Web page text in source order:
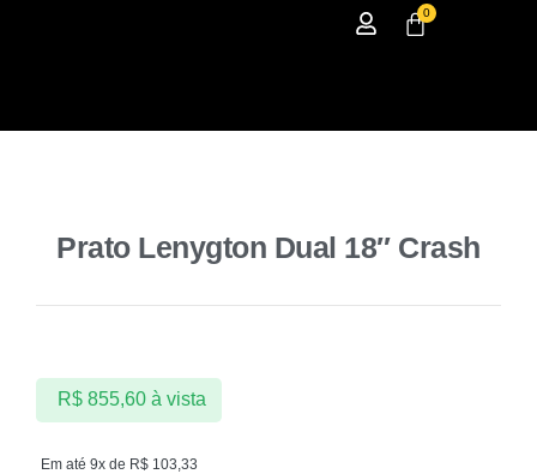
0
Prato Lenygton Dual 18″ Crash
Em até 9x de R$ 103,33
R$855,60 à vista